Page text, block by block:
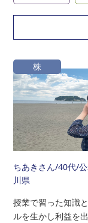
株
ちあきさん/40代/
川県
授業で習った知識
ルを生かし利益を